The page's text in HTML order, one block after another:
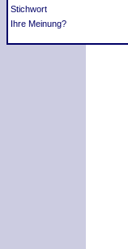
Stichwort
Ihre Meinung?